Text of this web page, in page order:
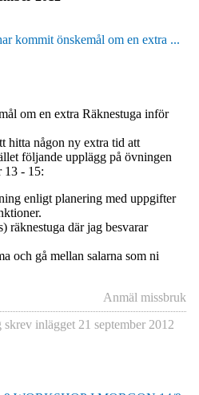
kommit önskemål om en extra ...
om en extra Räknestuga inför
hitta någon ny extra tid att
följande upplägg på övningen
13 - 15:
enligt planering med uppgifter
räknestuga där jag besvarar
och gå mellan salarna som ni
Anmäl missbruk
skrev inlägget 21 september 2012